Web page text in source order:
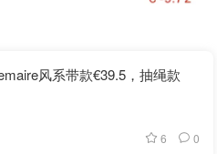
风系带款€39.5，抽绳款
6 0